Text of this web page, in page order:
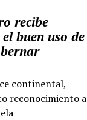
recibe
buen uso de
continental,
reconocimiento a